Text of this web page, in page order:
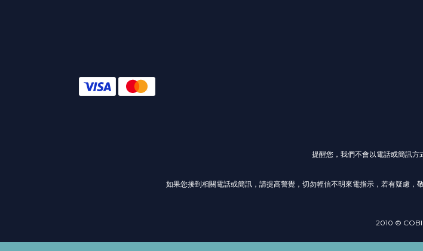
提醒您，我們不會以電話或簡訊方
如果您接到相關電話或簡訊，請提高警覺，切勿輕信不明來電指示，若有疑慮，
2010 ©